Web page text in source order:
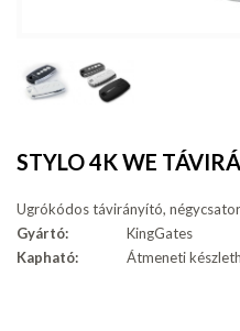
STYLO 4K WE
Ugrókódos távirányító,
Gyártó:
KingGates
Kapható:
Átmeneti